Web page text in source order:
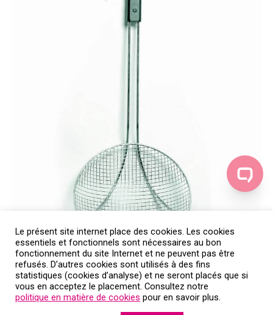
Le présent site internet place des cookies. Les cookies
essentiels et fonctionnels sont nécessaires au bon
fonctionnement du site Internet et ne peuvent pas être
refusés. D’autres cookies sont utilisés à des fins
statistiques (cookies d’analyse) et ne seront placés que si
vous en acceptez le placement. Consultez notre
politique en matière de cookies pour en savoir plus.